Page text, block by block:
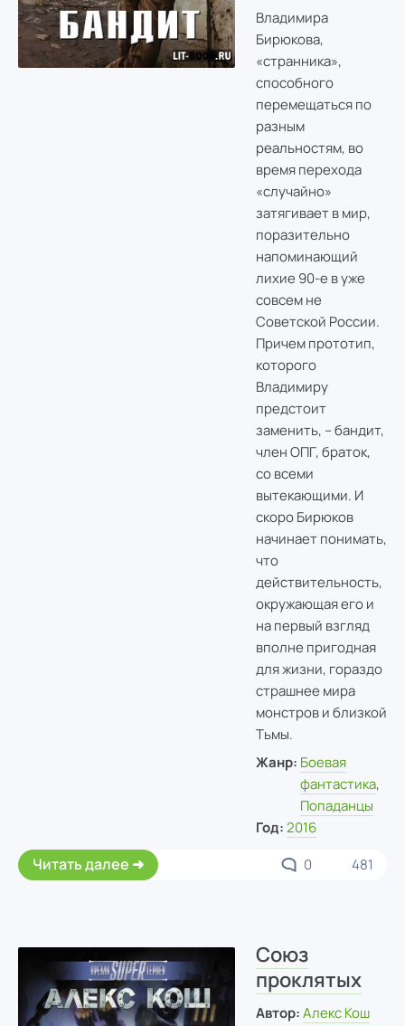
Владимира
Бирюкова,
«странника»,
способного
перемещаться по
разным
реальностям, во
время перехода
«случайно»
затягивает в мир,
поразительно
напоминающий
лихие 90-е в уже
совсем не
Советской России.
Причем прототип,
которого
Владимиру
предстоит
заменить, – бандит,
член ОПГ, браток,
со всеми
вытекающими. И
скоро Бирюков
начинает понимать,
что
действительность,
окружающая его и
на первый взгляд
вполне пригодная
для жизни, гораздо
страшнее мира
монстров и близкой
Тьмы.
Жанр: Боевая
фантастика,
Попаданцы
Год: 2016
Читать далее 0 481
Союз
проклятых
Автор: Алекс Кош